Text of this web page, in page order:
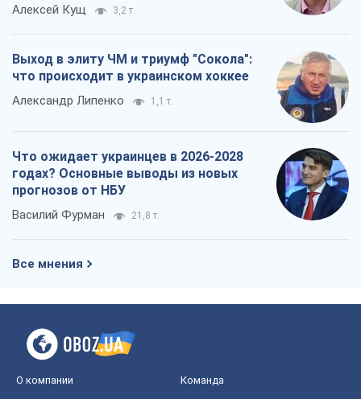
Алексей Кущ 3,2 т.
Выход в элиту ЧМ и триумф "Сокола":
что происходит в украинском хоккее
Александр Липенко 1,1 т.
Что ожидает украинцев в 2026-2028
годах? Основные выводы из новых
прогнозов от НБУ
Василий Фурман 21,8 т.
Все мнения
О компании Команда